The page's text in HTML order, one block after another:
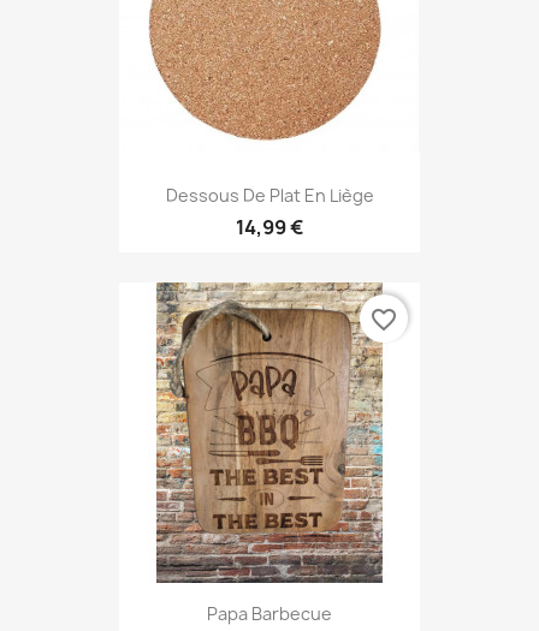
Dessous De Plat En Liège
14,99 €
Papa Barbecue
favorite_border